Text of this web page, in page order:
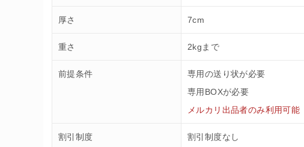
厚さ
7cm
重さ 2kgまで
前提条件
専用の送り状が必要
専用BOXが必要
メルカリ出品者のみ利用可能
割引制度 割引制度なし